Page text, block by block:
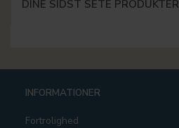
DINE SIDST SETE PRODUKTER
INFORMATIONER
Fortrolighed